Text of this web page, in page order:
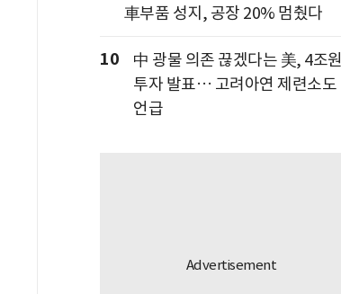
車부품 성지, 공장 20% 멈췄다
10
中 광물 의존 끊겠다는 美, 4조원
투자 발표… 고려아연 제련소도
언급